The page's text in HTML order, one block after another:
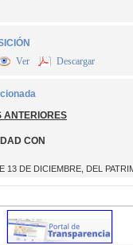
Ver Descargar
ANTERIORES
CON
13 DE DICIEMBRE, DEL